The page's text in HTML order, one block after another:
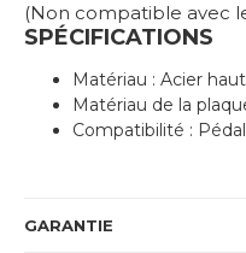
(Non compatible avec
SPÉCIFICATIONS
Matériau : Acier
Matériau de la
Compatibilité :
GARANTIE